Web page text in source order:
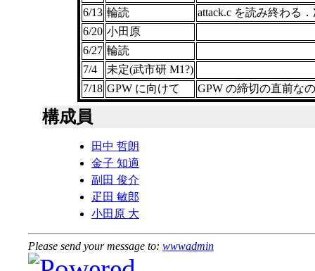
6/13 輪読
attack.c を読み終わる
6/20 小田原
6/27 輪読
7/4
未定(武市研 M1?)
7/18 GPW に向けて GPW の締切の直前な
構成員
田中 哲朗
金子 知適
副田 俊介
疋田 敏郎
小田原 大
Please send your message to: wwwadmin